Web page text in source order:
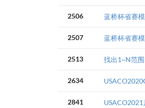
2506 蓝桥杯省赛
2507 蓝桥杯省赛
2513 找出1~N范
2634
2841